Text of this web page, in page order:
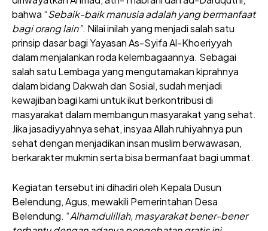
bahwa “Sebaik-baikmanusia adalah yang bermanfaat
bagi orang lain”. Nilai inilah yang menjadi salah satu
prinsip dasar bagi Yayasan As-Syifa Al-Khoeriyyah
dalam menjalankan roda kelembagaannya. Sebagai
salah satu Lembaga yang mengutamakan kiprahnya
dalam bidang Dakwah dan Sosial, sudah menjadi
kewajiban bagi kami untuk ikut berkontribusi di
masyarakat dalam membangun masyarakat yang sehat.
Jika jasadiyyahnya sehat, insyaa Allah ruhiyahnya pun
sehat dengan menjadikan insan muslim berwawasan,
berkarakter mukmin serta bisa bermanfaat bagi ummat.
Kegiatan tersebut ini dihadiri oleh Kepala Dusun
Belendung, Agus, mewakili Pemerintahan Desa
Belendung. “Alhamdulillah, masyarakat bener-bener